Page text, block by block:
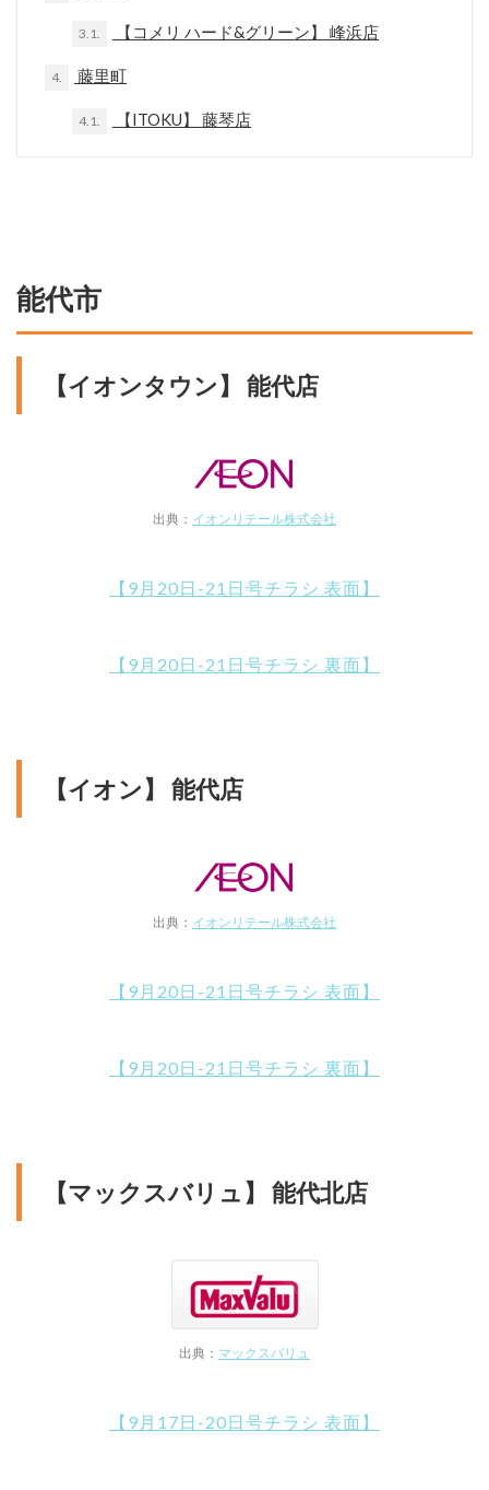
3.1. 【コメリ ハード&グリーン】 峰浜店
4. 藤里町
4.1. 【ITOKU】 藤琴店
能代市
【イオンタウン】 能代店
出典： イオンリテール株式会社
【9月20日-21日号チラシ 表面】
【9月20日-21日号チラシ 裏面】
【イオン】 能代店
出典： イオンリテール株式会社
【9月20日-21日号チラシ 表面】
【9月20日-21日号チラシ 裏面】
【マックスバリュ】 能代北店
出典： マックスバリュ
【9月17日-20日号チラシ 表面】